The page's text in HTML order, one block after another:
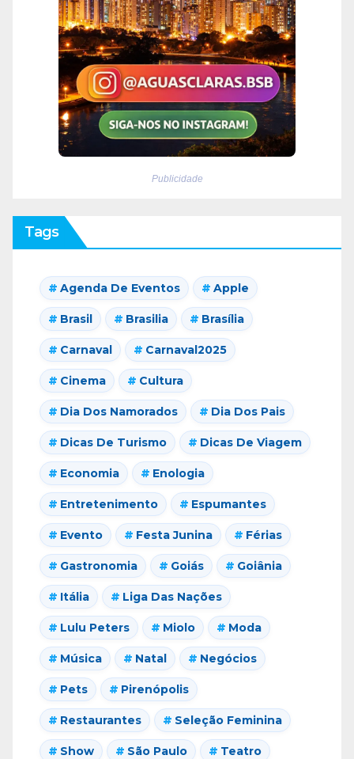
Publicidade
Tags
Agenda De Eventos Apple
Brasil Brasilia Brasília
Carnaval Carnaval2025
Cinema Cultura
Dia Dos Namorados Dia Dos Pais
Dicas De Turismo Dicas De Viagem
Economia Enologia
Entretenimento Espumantes
Evento Festa Junina Férias
Gastronomia Goiás Goiânia
Itália Liga Das Nações
Lulu Peters Miolo Moda
Música Natal Negócios
Pets Pirenópolis
Restaurantes Seleção Feminina
Show São Paulo Teatro